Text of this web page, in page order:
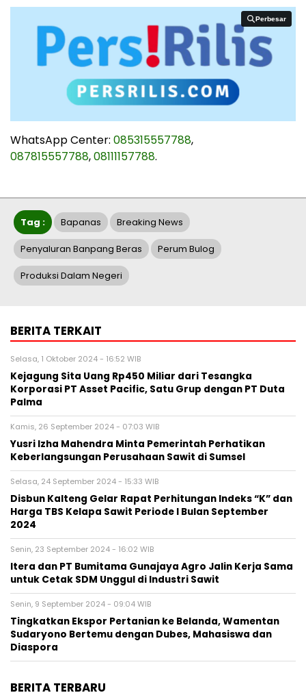
Perbesar
Perbesar
WhatsApp Center: 085315557788,
087815557788,08111157788.
Tag : Bapanas Breaking News
Penyaluran Banpang Beras Perum Bulog
Produksi Dalam Negeri
BERITA TERKAIT
Selasa, 1 Oktober 2024 - 16:52 WIB
Kejagung Sita Uang Rp450 Miliar dari Tesangka
Korporasi PT Asset Pacific, Satu Grup dengan PT Duta
Palma
Kamis, 26 September 2024 - 07:03 WIB
Yusri Izha Mahendra Minta Pemerintah Perhatikan
Keberlangsungan Perusahaan Sawit di Sumsel
Selasa, 24 September 2024 - 15:33 WIB
Disbun Kalteng Gelar Rapat Perhitungan Indeks “K” dan
Harga TBS Kelapa Sawit Periode I Bulan September
2024
Senin, 23 September 2024 - 16:02 WIB
Itera dan PT Bumitama Gunajaya Agro Jalin Kerja Sama
untuk Cetak SDM Unggul di Industri Sawit
Senin, 9 September 2024 - 09:04 WIB
Tingkatkan Ekspor Pertanian ke Belanda, Wamentan
Sudaryono Bertemu dengan Dubes, Mahasiswa dan
Diaspora
BERITA TERBARU